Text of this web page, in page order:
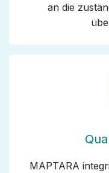
an die
MAPTARA